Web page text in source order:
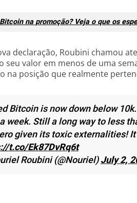
Bitcoin na promoção? Veja o que os
declaração, Roubini chamou
seu valor em menos de uma
na posição que realmente
Bitcoin is now down below
week. Still a long way to less
given its toxic externalities!
t.co/Ek87DvRq6t
Roubini (@Nouriel)July 2,